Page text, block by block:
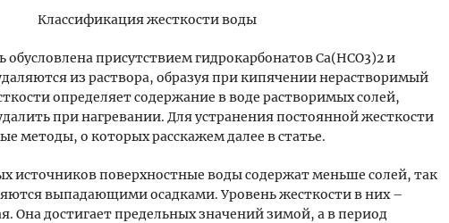
Классификация жесткости воды
обусловлена присутствием гидрокарбонатов Ca(HCO3)2 и
из раствора, образуя при кипячении нерастворимый
определяет содержание в воде растворимых солей,
при нагревании. Для устранения постоянной жесткости
методы, о которых расскажем далее в статье.
источников поверхностные воды содержат меньше солей, так
выпадающими осадками. Уровень жесткости в них –
Она достигает предельных значений зимой, а в период